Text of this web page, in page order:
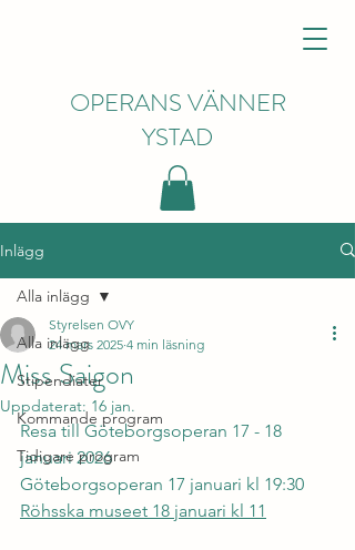
OPERANS VÄNNER
YSTAD
Inlägg
Alla inlägg
Stipendiater
Kommande program
Tidigare program
Alla inlägg
Miss Saigon
Styrelsen OVY
24 mars 2025 4 min läsning
Uppdaterat: 16 jan.
Resa till Göteborgsoperan 17 - 18
januari 2026
Göteborgsoperan 17 januari kl 19:30
Röhsska museet 18 januari kl 11